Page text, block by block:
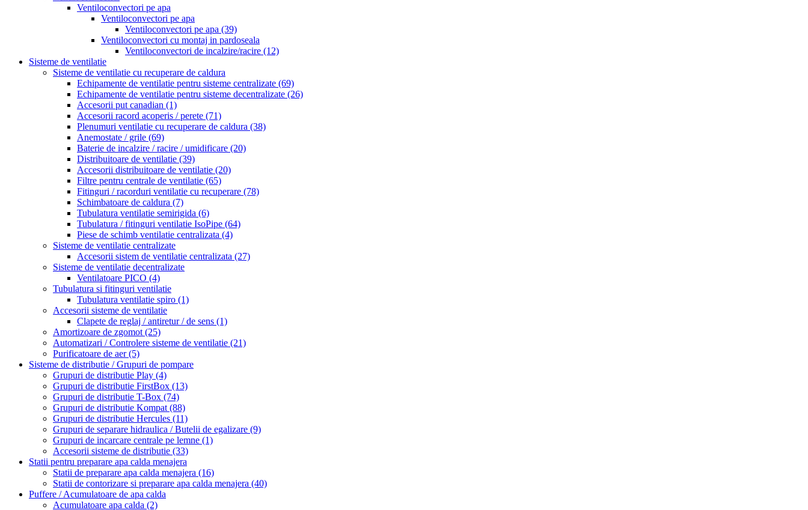
Ventiloconvectori pe apa
Ventiloconvectori pe apa
Ventiloconvectori pe apa (39)
Ventiloconvectori cu montaj in pardoseala
Ventiloconvectori de incalzire/racire (12)
Sisteme de ventilatie
Sisteme de ventilatie cu recuperare de caldura
Echipamente de ventilatie pentru sisteme centralizate (69)
Echipamente de ventilatie pentru sisteme decentralizate (26)
Accesorii put canadian (1)
Accesorii racord acoperis / perete (71)
Plenumuri ventilatie cu recuperare de caldura (38)
Anemostate / grile (69)
Baterie de incalzire / racire / umidificare (20)
Distribuitoare de ventilatie (39)
Accesorii distribuitoare de ventilatie (20)
Filtre pentru centrale de ventilatie (65)
Fitinguri / racorduri ventilatie cu recuperare (78)
Schimbatoare de caldura (7)
Tubulatura ventilatie semirigida (6)
Tubulatura / fitinguri ventilatie IsoPipe (64)
Piese de schimb ventilatie centralizata (4)
Sisteme de ventilatie centralizate
Accesorii sistem de ventilatie centralizata (27)
Sisteme de ventilatie decentralizate
Ventilatoare PICO (4)
Tubulatura si fitinguri ventilatie
Tubulatura ventilatie spiro (1)
Accesorii sisteme de ventilatie
Clapete de reglaj / antiretur / de sens (1)
Amortizoare de zgomot (25)
Automatizari / Controlere sisteme de ventilatie (21)
Purificatoare de aer(5)
Sisteme de distributie / Grupuri de pompare
Grupuri de distributie Play (4)
Grupuri de distributie FirstBox (13)
Grupuri de distributie T-Box (74)
Grupuri de distributie Kompat (88)
Grupuri de distributie Hercules (11)
Grupuri de separare hidraulica / Butelii de egalizare (9)
Grupuri de incarcare centrale pe lemne (1)
Accesorii sisteme de distributie (33)
Statii pentru preparare apa calda menajera
Statii de preparare apa calda menajera (16)
Statii de contorizare si preparare apa calda menajera (40)
Puffere / Acumulatoare de apa calda
Acumulatoare apa calda (2)